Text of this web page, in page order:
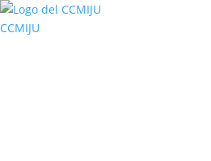
CCMIJU